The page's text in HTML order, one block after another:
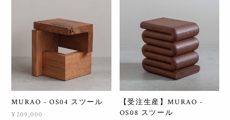
MURAO - OS04 スツール
¥209,000
【受注生産】MURAO -
OS08 スツール